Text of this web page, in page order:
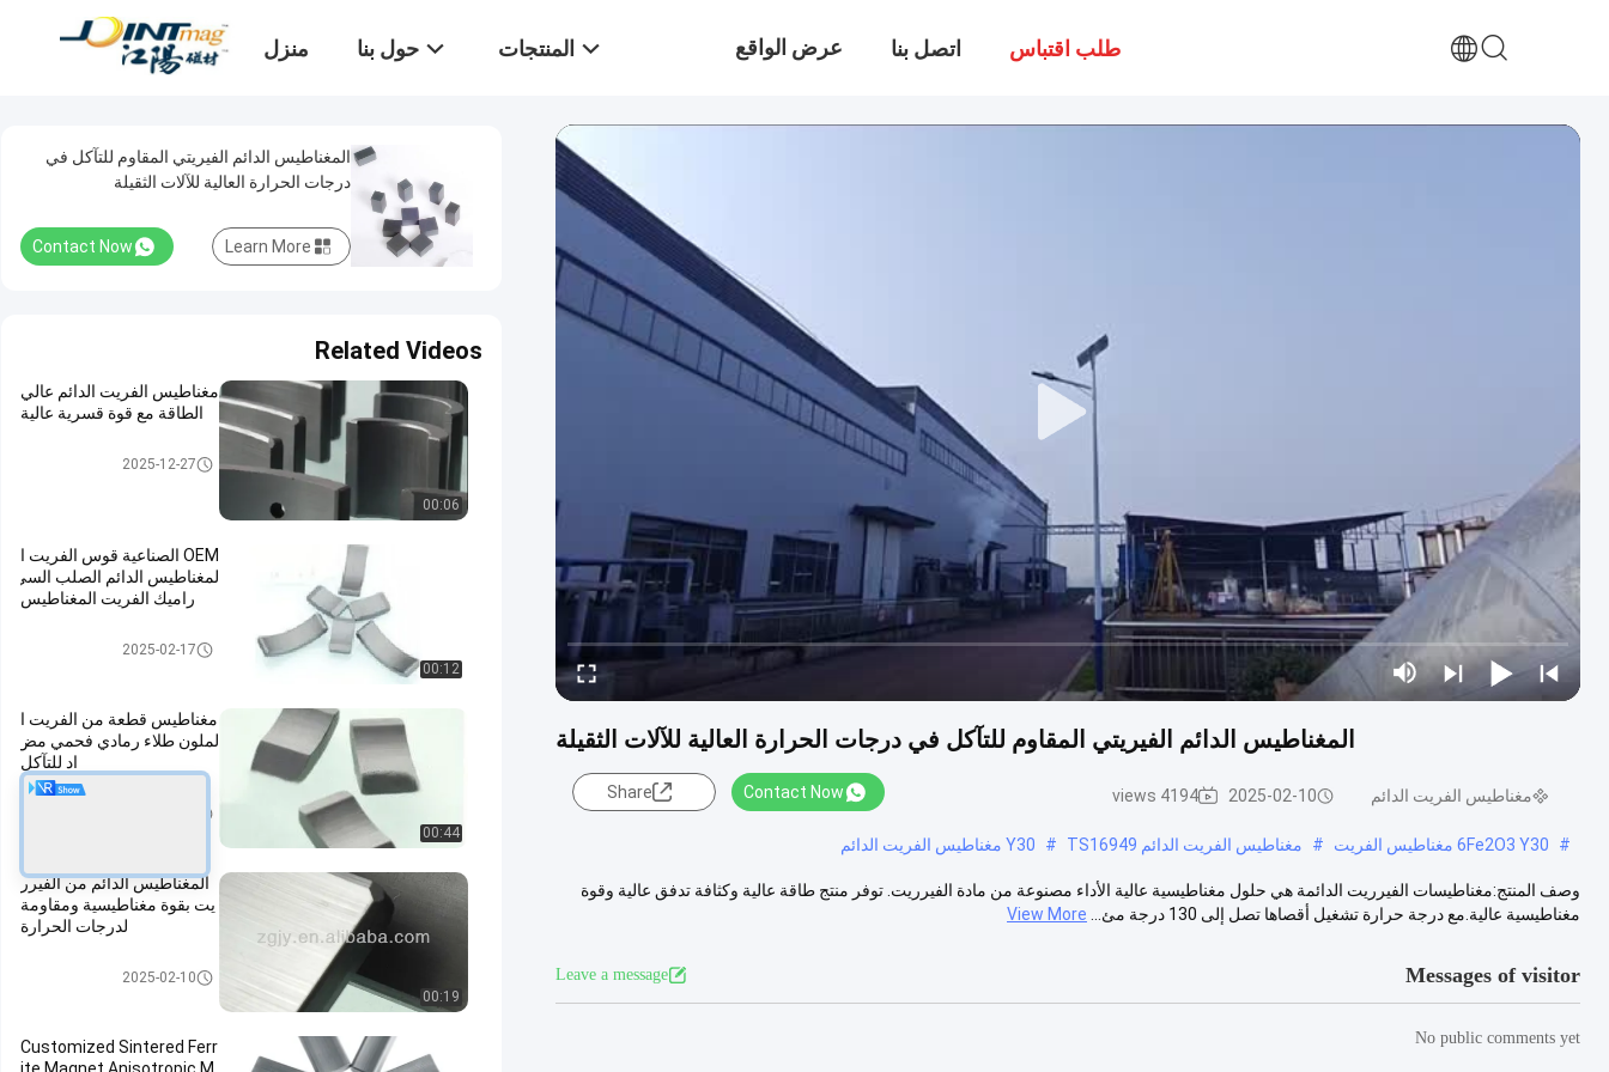
منزل حول بنا المنتجات عرض الواقع اتصل بنا طلب اقتباس
المغناطيس الدائم الفيريتي المقاوم للتآكل في درجات الحرارة العالية للآلات الثقيلة
مغناطيس الفريت الدائم 2025-02-10
4194 views
Contact Now
Share
# 6Fe2O3 Y30 مغناطيس الفريت # مغناطيس الفريت الدائم TS16949 # Y30 مغناطيس الفريت الدائم
وصف المنتج:مغناطيسات الفيرريت الدائمة هي حلول مغناطيسية عالية الأداء مصنوعة من مادة الفيرريت. توفر منتج طاقة عالية وكثافة تدفق عالية وقوة
مغناطيسية عالية.مع درجة حرارة تشغيل أقصاها تصل إلى 130 درجة مئ...
View More
Messages of visitor
Leave a message
No public comments yet
المغناطيس الدائم الفيريتي المقاوم للتآكل في
درجات الحرارة العالية للآلات الثقيلة
Contact Now Learn More
Related Videos
00:06
مغناطيس الفريت الدائم عالي
الطاقة مع قوة قسرية عالية
مغناطيس الفريت الدائم2025-12-27
00:12
OEM الصناعية قوس الفريت ا
لمغناطيس الدائم الصلب السي
راميك الفريت المغناطيس
مغناطيس الفريت الدائم2025-02-17
00:44
مغناطيس قطعة من الفريت ا
لملون طلاء رمادي فحمي مض
اد للتآكل
00:19
المغناطيس الدائم من الفيرر
يت بقوة مغناطيسية ومقاومة
لدرجات الحرارة
مغناطيس الفريت الدائم2025-02-10
Customized Sintered Ferr